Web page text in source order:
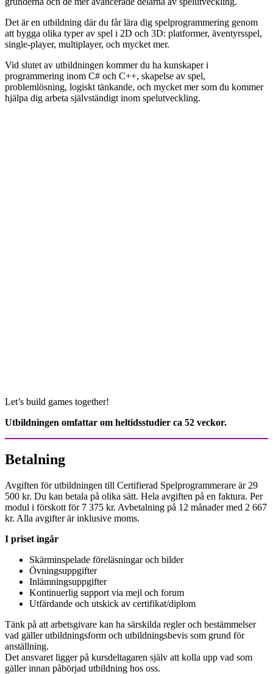
Det är en utbildning där du får lära dig spelprogrammering genom
att bygga olika typer av spel i 2D och 3D: platformer, äventyrsspel,
single-player, multiplayer, och mycket mer.
Vid slutet av utbildningen kommer du ha kunskaper i
programmering inom C# och C++, skapelse av spel,
problemlösning, logiskt tänkande, och mycket mer som du kommer
hjälpa dig arbeta självständigt inom spelutveckling.
Let’s build games together!
Utbildningen omfattar om heltidsstudier ca 52 veckor.
Betalning
Avgiften för utbildningen till Certifierad Spelprogrammerare är 29
500 kr. Du kan betala på olika sätt. Hela avgiften på en faktura. Per
modul i förskott för 7 375 kr. Avbetalning på 12 månader med 2 667
kr. Alla avgifter är inklusive moms.
I priset ingår
Skärminspelade föreläsningar och bilder
Övningsuppgifter
Inlämningsuppgifter
Kontinuerlig support via mejl och forum
Utfärdande och utskick av certifikat/diplom
Tänk på att arbetsgivare kan ha särskilda regler och bestämmelser
vad gäller utbildningsform och utbildningsbevis som grund för
anställning.
Det ansvaret ligger på kursdeltagaren själv att kolla upp vad som
gäller innan påbörjad utbildning hos oss.